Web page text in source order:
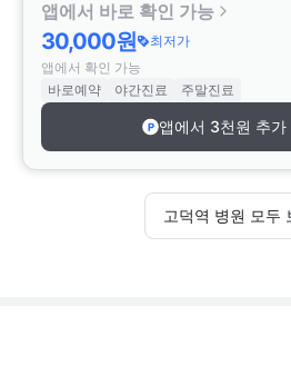
앱에서 바로 확인 가능
30,000원
최저가
앱에서 확인 가능
바로예약
야간진료 주말진료
앱에서 3천원 추가
고덕역 병원 모두